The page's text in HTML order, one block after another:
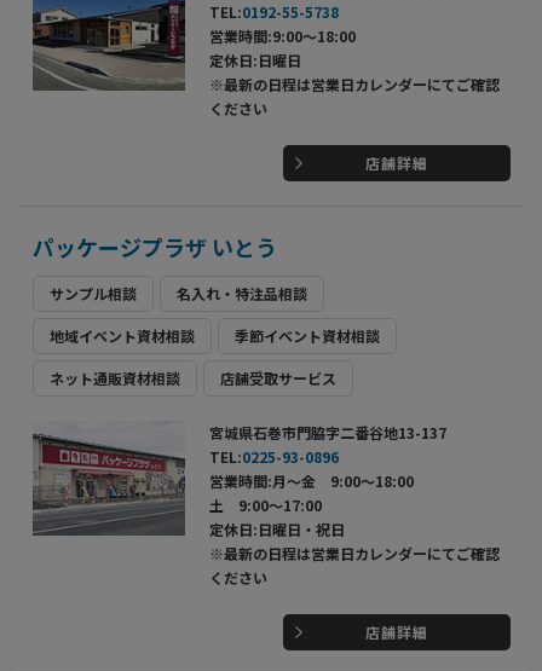
TEL:0192-55-5738
営業時間:9:00～18:00
定休日:日曜日
※最新の日程は営業日カレンダーにてご確認
ください
店舗詳細
パッケージプラザ いとう
サンプル相談 名入れ・特注品相談
地域イベント資材相談 季節イベント資材相談
ネット通販資材相談 店舗受取サービス
宮城県石巻市門脇字二番谷地13-137
TEL:0225-93-0896
営業時間:月～金 9:00～18:00
土 9:00～17:00
定休日:日曜日・祝日
※最新の日程は営業日カレンダーにてご確認
ください
店舗詳細